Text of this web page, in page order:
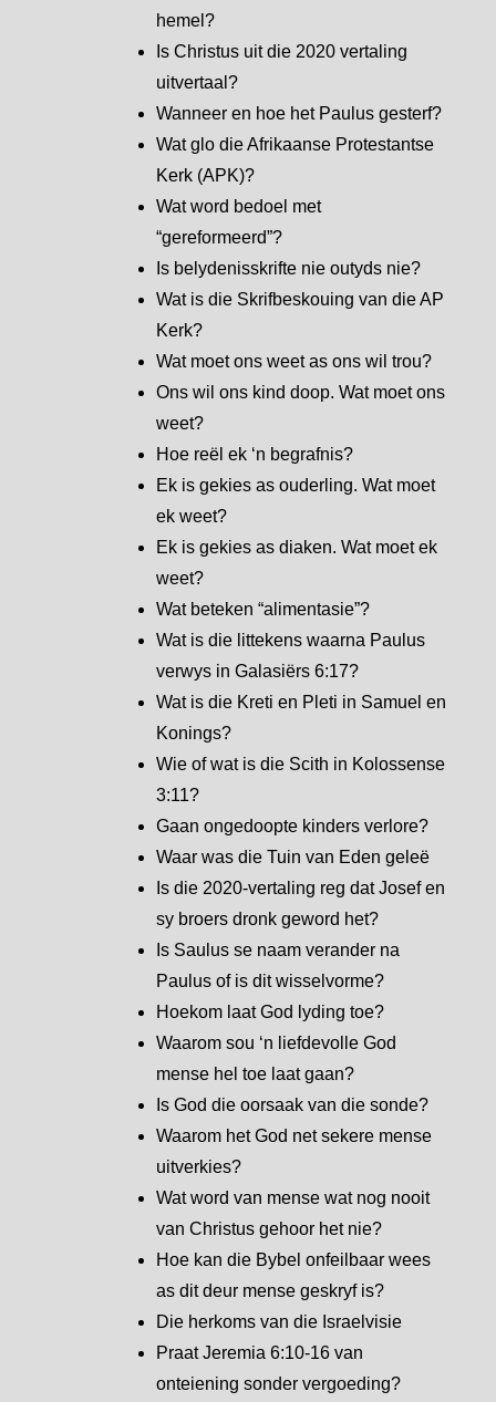
hemel?
Is Christus uit die 2020 vertaling
uitvertaal?
Wanneer en hoe het Paulus gesterf?
Wat glo die Afrikaanse Protestantse
Kerk (APK)?
Wat word bedoel met
“gereformeerd”?
Is belydenisskrifte nie outyds nie?
Wat is die Skrifbeskouing van die AP
Kerk?
Wat moet ons weet as ons wil trou?
Ons wil ons kind doop. Wat moet ons
weet?
Hoe reël ek ‘n begrafnis?
Ek is gekies as ouderling. Wat moet
ek weet?
Ek is gekies as diaken. Wat moet ek
weet?
Wat beteken “alimentasie”?
Wat is die littekens waarna Paulus
verwys in Galasiërs 6:17?
Wat is die Kreti en Pleti in Samuel en
Konings?
Wie of wat is die Scith in Kolossense
3:11?
Gaan ongedoopte kinders verlore?
Waar was die Tuin van Eden geleë
Is die 2020-vertaling reg dat Josef en
sy broers dronk geword het?
Is Saulus se naam verander na
Paulus of is dit wisselvorme?
Hoekom laat God lyding toe?
Waarom sou ‘n liefdevolle God
mense hel toe laat gaan?
Is God die oorsaak van die sonde?
Waarom het God net sekere mense
uitverkies?
Wat word van mense wat nog nooit
van Christus gehoor het nie?
Hoe kan die Bybel onfeilbaar wees
as dit deur mense geskryf is?
Die herkoms van die Israelvisie
Praat Jeremia 6:10-16 van
onteiening sonder vergoeding?